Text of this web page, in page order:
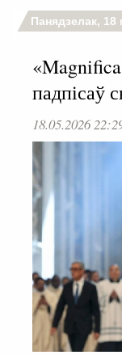
Панядзелак, 18
падпісаў
18.05.2026